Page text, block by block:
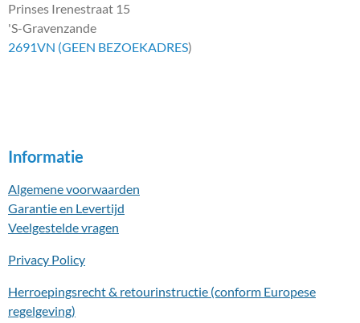
Prinses Irenestraat 15
'S-Gravenzande
2691VN (GEEN BEZOEKADRES)
Informatie
Algemene voorwaarden
Garantie en Levertijd
Veelgestelde vragen
Privacy Policy
Herroepingsrecht & retourinstructie (conform Europese
regelgeving)